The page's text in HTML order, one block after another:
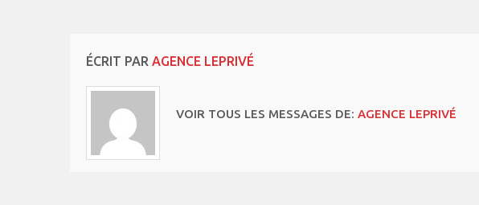
ÉCRIT PAR AGENCE LEPRIVÉ
VOIR TOUS LES MESSAGES DE: AGENCE LEPRIVÉ